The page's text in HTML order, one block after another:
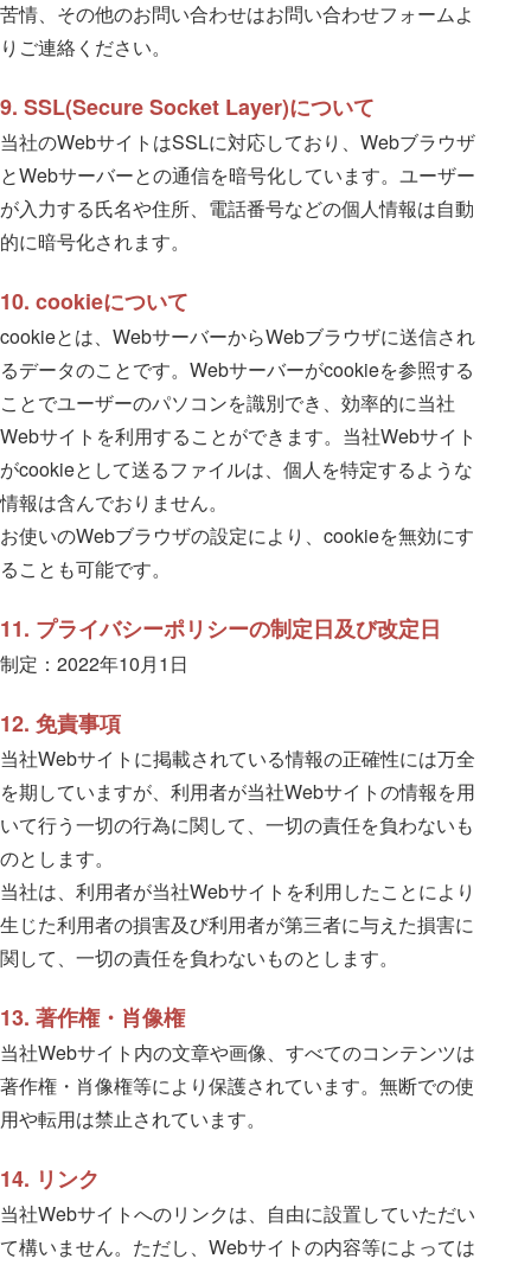
苦情、その他のお問い合わせはお問い合わせフォームよ
りご連絡ください。
9. SSL(Secure Socket Layer)について
当社のWebサイトはSSLに対応しており、Webブラウザ
とWebサーバーとの通信を暗号化しています。ユーザー
が入力する氏名や住所、電話番号などの個人情報は自動
的に暗号化されます。
10. cookieについて
cookieとは、WebサーバーからWebブラウザに送信され
るデータのことです。Webサーバーがcookieを参照する
ことでユーザーのパソコンを識別でき、効率的に当社
Webサイトを利用することができます。当社Webサイト
がcookieとして送るファイルは、個人を特定するような
情報は含んでおりません。
お使いのWebブラウザの設定により、cookieを無効にす
ることも可能です。
11. プライバシーポリシーの制定日及び改定日
制定：2022年10月1日
12. 免責事項
当社Webサイトに掲載されている情報の正確性には万全
を期していますが、利用者が当社Webサイトの情報を用
いて行う一切の行為に関して、一切の責任を負わないも
のとします。
当社は、利用者が当社Webサイトを利用したことにより
生じた利用者の損害及び利用者が第三者に与えた損害に
関して、一切の責任を負わないものとします。
13. 著作権・肖像権
当社Webサイト内の文章や画像、すべてのコンテンツは
著作権・肖像権等により保護されています。無断での使
用や転用は禁止されています。
14. リンク
当社Webサイトへのリンクは、自由に設置していただい
て構いません。ただし、Webサイトの内容等によっては